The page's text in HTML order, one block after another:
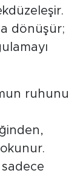
dönüşür;
ruhunu